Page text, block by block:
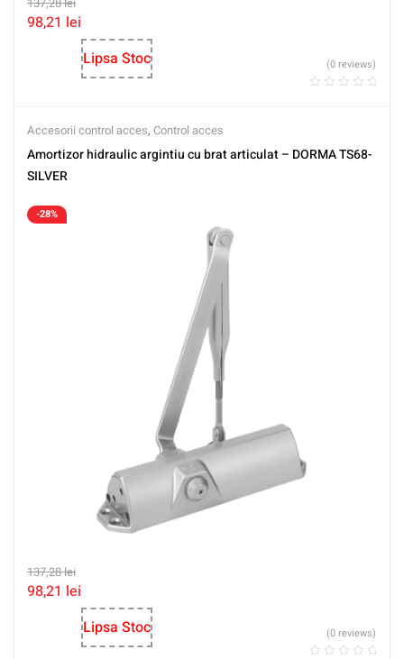
98,21 lei
Lipsa Stoc
(0 reviews)
Accesorii control acces, Control acces
Amortizor hidraulic argintiu cu brat articulat – DORMA TS68-
SILVER
-28%
137,28lei
98,21 lei
Lipsa Stoc
(0 reviews)